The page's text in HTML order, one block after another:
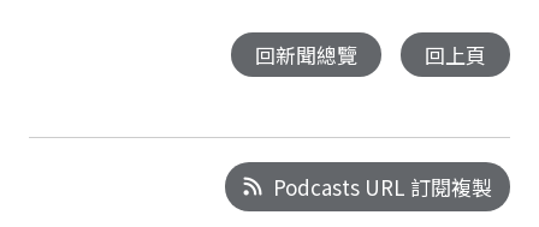
回新聞總覽 回上頁
Podcasts URL 訂閱複製